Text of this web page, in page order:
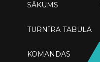
SĀKUMS
TURNĪRA TABULA
KOMANDAS